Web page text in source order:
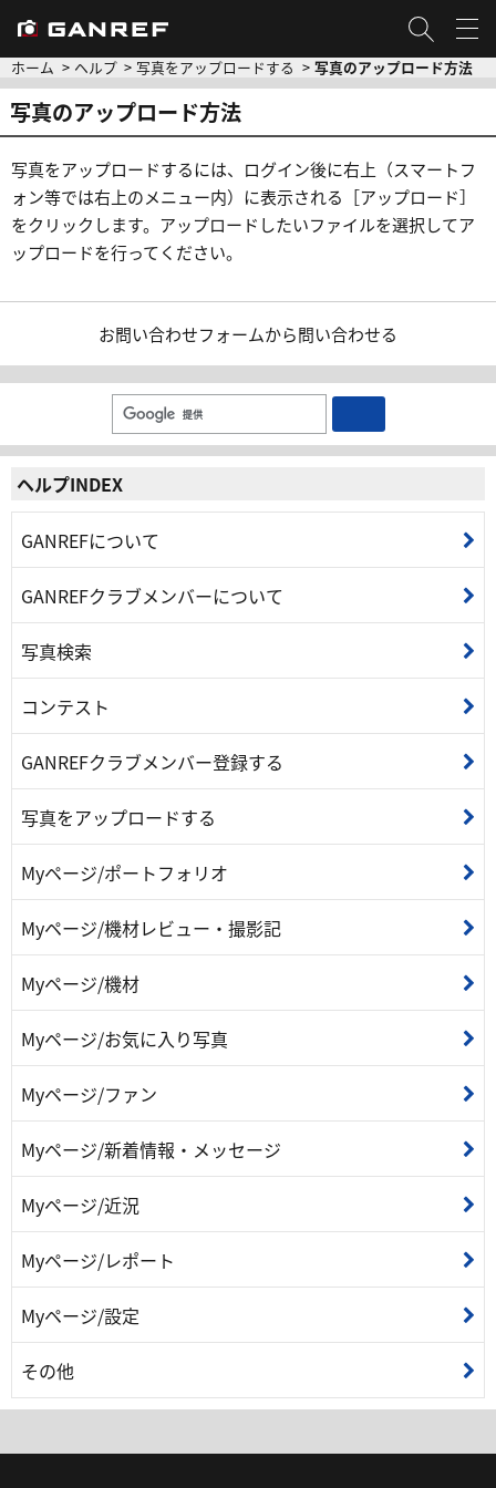
ホーム ヘルプ 写真をアップロードする 写真のアップロード方法
写真のアップロード方法
写真をアップロードするには、ログイン後に右上（スマートフ
ォン等では右上のメニュー内）に表示される［アップロード］
をクリックします。アップロードしたいファイルを選択してア
ップロードを行ってください。
お問い合わせフォームから問い合わせる
ヘルプINDEX
GANREFについて
GANREFクラブメンバーについて
写真検索
コンテスト
GANREFクラブメンバー登録する
写真をアップロードする
Myページ/ポートフォリオ
Myページ/機材レビュー・撮影記
Myページ/機材
Myページ/お気に入り写真
Myページ/ファン
Myページ/新着情報・メッセージ
Myページ/近況
Myページ/レポート
Myページ/設定
その他